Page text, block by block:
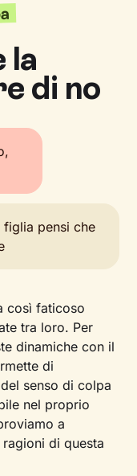
la
di no
figlia pensi che
così faticoso
tra loro. Per
dinamiche con il
di
senso di colpa
nel proprio
a
di questa